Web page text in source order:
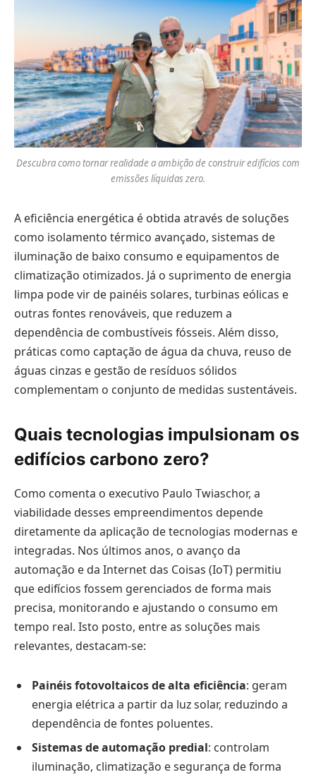
Descubra como tornar realidade a ambição de construir edifícios com
emissões líquidas zero.
A eficiência energética é obtida através de soluções
como isolamento térmico avançado, sistemas de
iluminação de baixo consumo e equipamentos de
climatização otimizados. Já o suprimento de energia
limpa pode vir de painéis solares, turbinas eólicas e
outras fontes renováveis, que reduzem a
dependência de combustíveis fósseis. Além disso,
práticas como captação de água da chuva, reuso de
águas cinzas e gestão de resíduos sólidos
complementam o conjunto de medidas sustentáveis.
Quais tecnologias impulsionam os
edifícios carbono zero?
Como comenta o executivo Paulo Twiaschor, a
viabilidade desses empreendimentos depende
diretamente da aplicação de tecnologias modernas e
integradas. Nos últimos anos, o avanço da
automação e da Internet das Coisas (IoT) permitiu
que edifícios fossem gerenciados de forma mais
precisa, monitorando e ajustando o consumo em
tempo real. Isto posto, entre as soluções mais
relevantes, destacam-se:
Painéis fotovoltaicos de alta eficiência: geram
energia elétrica a partir da luz solar, reduzindo a
dependência de fontes poluentes.
Sistemas de automação predial: controlam
iluminação, climatização e segurança de forma